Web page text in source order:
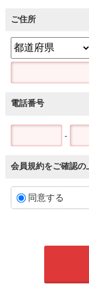
ご住所
電話番号
-
会員規約をご確認
同意する